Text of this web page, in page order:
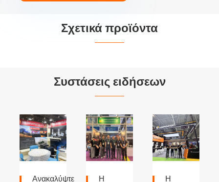
Σχετικά προϊόντα
Συστάσεις ειδήσεων
Η
Η
Προβολείς